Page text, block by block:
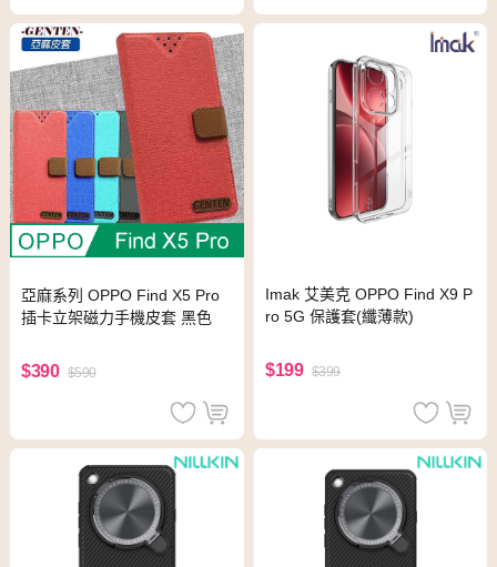
亞麻系列 OPPO Find X5 Pro
插卡立架磁力手機皮套 黑色
$390 $590
Imak 艾美克 OPPO Find X9 P
ro 5G 保護套(纖薄款)
$199 $399